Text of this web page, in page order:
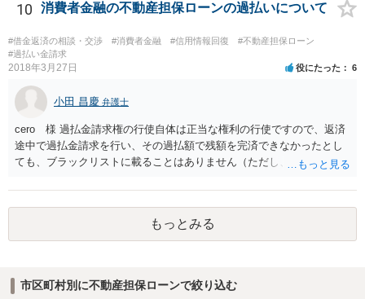
時効は、同項各号に掲げる事由が終了した時から新たにその進行を始
取消しによってその事由が終了した場合は、この限りでない。 ※改正
前民法 147条 時効は、次に掲げる事由によって中断する。 二 差押
者の請求により又は法律の規定に従わないことにより取り消されたと
きは、時効の中断の効力を生じない。 157条 １ 中断した時効は、そ
の中断の事由が終了した時から、新たにその進行を始める。 改正附則
10条 ２ 施行日前に旧法第百四十七条に規定する時効の中断の事由又
は旧法第百五十八条から第百六十一条までに規定する時効の停止の事
例による。
10 消費者金融の不動産担保ローンの過払いについて
#借金返済の相談・交渉 #消費者金融 #信用情報回復
#不動産担保ローン
#過払い金請求
2018年3月27日 役にたった 6
小田 昌慶 弁護士
cero 様 過払金請求権の行使自体は正当な権利の行使ですので、返済
途中で過払金請求を行い、その過払額で残額を完済できなかったとし
ても、ブラックリストに載ることはありません（ただし、過払額で完
合は別問題です。）。 また、不動産担保ローンだからといって、過払
金請求ができないというものでもありません。 一般的に、不動産担保
ローンは法定利率内であることが多いため、過払金がない（若しくは
少額である）ということが多いだけであり、利息制限法の限度を超え
合には、利息制限法上の上限利息は年利１５％なので、元本が６５０
万円、年利１６％であれば、過払金が発生している可能性はありま
もっとみる
市区町村別に不動産担保ローンで絞り込む